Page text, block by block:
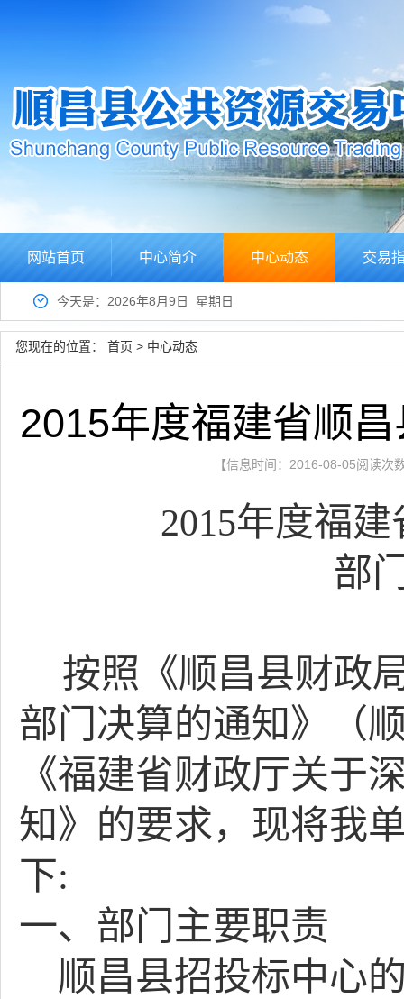
网站首页 中心简介 中心动态 交易
今天是：2026年8月9日 星期日
您现在的位置： 首页 > 中心动态
2015年度福建省顺
【信息时间：2016-08-05阅读次
2015年度福建
部
按照《顺昌县财政
部门决算的通知》（
《福建省财政厅关于
知》的要求，现将我
下:
一、部门主要职责
顺昌县招投标中心